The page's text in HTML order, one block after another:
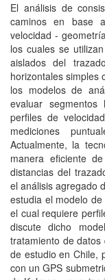
El análisis de
caminos en base
velocidad -
los cuales se
aislados del
horizontales simples
los modelos de
evaluar
perfiles de
mediciones
Actualmente, la
manera eficiente
distancias del
el análisis agregado
estudia el modelo
el cual requiere
discute dicho
tratamiento de
de estudio en Chile,
con un GPS